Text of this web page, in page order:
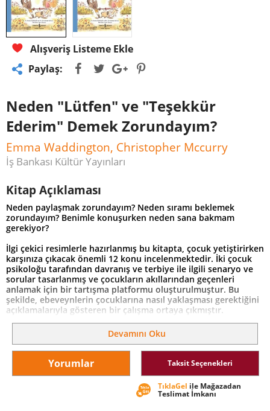
Alışveriş Listeme Ekle
Paylaş:
Neden "Lütfen" ve "Teşekkür
Ederim" Demek Zorundayım?
Emma Waddington, Christopher Mccurry
İş Bankası Kültür Yayınları
Kitap Açıklaması
Neden paylaşmak zorundayım? Neden sıramı beklemek
zorundayım? Benimle konuşurken neden sana bakmam
gerekiyor?
İlgi çekici resimlerle hazırlanmış bu kitapta, çocuk yetiştirirken
karşınıza çıkacak önemli 12 konu incelenmektedir. İki çocuk
psikoloğu tarafından davranış ve terbiye ile ilgili senaryo ve
sorular tasarlanmış ve çocukların akıllarından geçenleri
anlamak için bir tartışma platformu oluşturulmuştur. Bu
şekilde, ebeveynlerin çocuklarına nasıl yaklaşması gerektiğini
açıklamalarıyla gösteren bir çalışma ortaya çıkmıştır.
Kitapta yer alan açıklamalı yönergelerde, çocuğunuzla
davranış kalıplarını bulabilirsiniz.
Devamını Oku
Yorumlar Taksit Seçenekleri
TıklaGel ile Mağazadan
Teslimat İmkanı